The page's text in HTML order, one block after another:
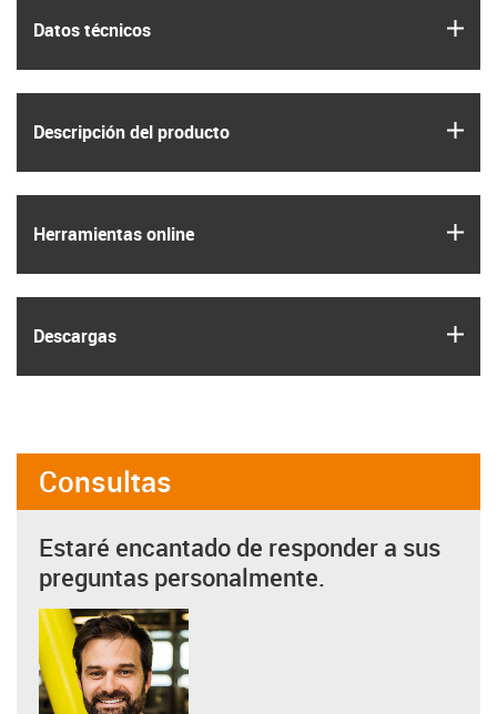
Datos técnicos
Descripción del producto
Herramientas online
Descargas
Consultas
Estaré encantado de responder a sus
preguntas personalmente.